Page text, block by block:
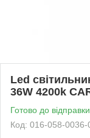
Led
36W 4200k
Готово до відправки
Код: 016-058-0036-